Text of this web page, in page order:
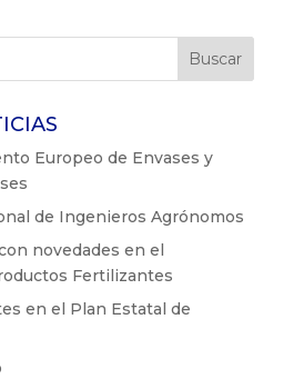
Europeo de Envases y
de Ingenieros Agrónomos
novedades en el
Fertilizantes
en el Plan Estatal de